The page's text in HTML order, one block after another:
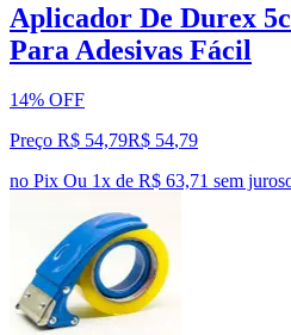
Aplicador De Durex
Para Adesivas Fácil
14% OFF
Preço R$ 54,79R$ 54,79
no Pix Ou 1x de R$ 63,71 sem juros